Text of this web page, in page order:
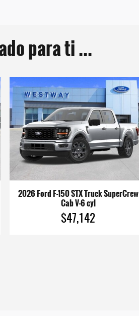
para ti ...
2026 Ford F-150 STX Truck SuperCrew
Cab V-6 cyl
$47,142